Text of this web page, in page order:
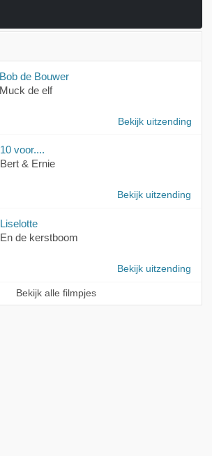
Bob de Bouwer
Muck de elf
Bekijk uitzending
10 voor....
Bert & Ernie
Bekijk uitzending
Liselotte
En de kerstboom
Bekijk uitzending
Bekijk alle filmpjes